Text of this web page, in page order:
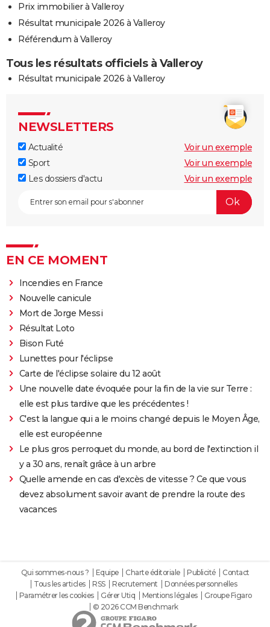
Prix immobilier à Valleroy
Résultat municipale 2026 à Valleroy
Référendum à Valleroy
Tous les résultats officiels à Valleroy
Résultat municipale 2026 à Valleroy
NEWSLETTERS
Actualité
Voir un exemple
Sport
Voir un exemple
Les dossiers d'actu
Voir un exemple
EN CE MOMENT
Incendies en France
Nouvelle canicule
Mort de Jorge Messi
Résultat Loto
Bison Futé
Lunettes pour l'éclipse
Carte de l'éclipse solaire du 12 août
Une nouvelle date évoquée pour la fin de la vie sur Terre :
elle est plus tardive que les précédentes !
C'est la langue qui a le moins changé depuis le Moyen Âge,
elle est européenne
Le plus gros perroquet du monde, au bord de l'extinction il
y a 30 ans, renaît grâce à un arbre
Quelle amende en cas d'excès de vitesse ? Ce que vous
devez absolument savoir avant de prendre la route des
vacances
Qui sommes-nous ? Equipe Charte éditoriale Publicité
Contact
Tous les articles
RSS Recrutement
Données personnelles
Paramétrer les cookies
Gérer Utiq Mentions légales
Groupe Figaro
© 2026 CCM Benchmark